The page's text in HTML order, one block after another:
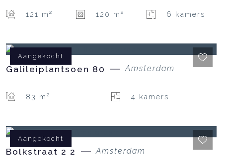
121 m² 120 m² 6 kamers
Aangekocht
Galileiplantsoen 80 Amsterdam
83 m² 4 kamers
Aangekocht
Bolkstraat 2 2 Amsterdam